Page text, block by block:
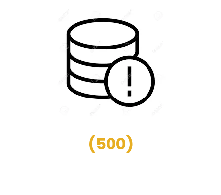
(500)